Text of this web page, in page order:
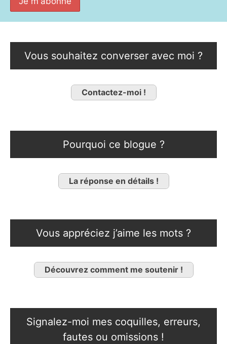
Vous souhaitez converser avec moi ?
Contactez-moi !
Pourquoi ce blogue ?
La réponse en détails !
Vous appréciez j’aime les mots ?
Découvrez comment me soutenir !
Signalez-moi mes coquilles, erreurs,
fautes ou omissions !